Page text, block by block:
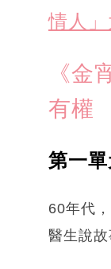
情人
《
有權
第一
60年代
醫生說